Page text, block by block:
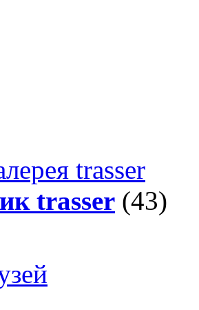
trasser
trasser (43)